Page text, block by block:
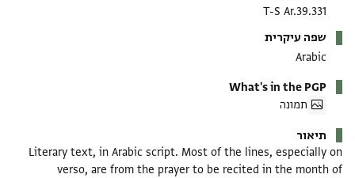
T-S Ar.39.331
שפה עיקרית
Arabic
What's in the PGP
תמונה
תיאור
Literary text, in Arabic script. Most of the lines, especially on
verso, are from the prayer to be recited in the month of